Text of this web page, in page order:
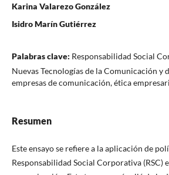
Karina Valarezo González
Isidro Marín Gutiérrez
Palabras clave: Responsabilidad Social
Nuevas Tecnologías de la Comunicación y
empresas de comunicación, ética
Resumen
Este ensayo se refiere a la aplicación de
Responsabilidad Social Corporativa (RSC)